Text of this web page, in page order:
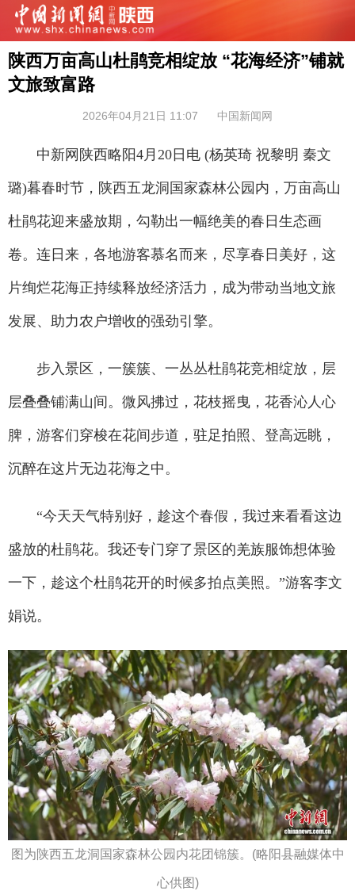
陕西万亩高山杜鹃竞相绽放 “花海经济”铺就
文旅致富路
2026年04月21日 11:07 中国新闻网
中新网陕西略阳4月20日电 (杨英琦 祝黎明 秦文
璐)暮春时节，陕西五龙洞国家森林公园内，万亩高山
杜鹃花迎来盛放期，勾勒出一幅绝美的春日生态画
卷。连日来，各地游客慕名而来，尽享春日美好，这
片绚烂花海正持续释放经济活力，成为带动当地文旅
发展、助力农户增收的强劲引擎。
步入景区，一簇簇、一丛丛杜鹃花竞相绽放，层
层叠叠铺满山间。微风拂过，花枝摇曳，花香沁人心
脾，游客们穿梭在花间步道，驻足拍照、登高远眺，
沉醉在这片无边花海之中。
“今天天气特别好，趁这个春假，我过来看看这边
盛放的杜鹃花。我还专门穿了景区的羌族服饰想体验
一下，趁这个杜鹃花开的时候多拍点美照。”游客李文
娟说。
图为陕西五龙洞国家森林公园内花团锦簇。(略阳县融媒体中
心供图)